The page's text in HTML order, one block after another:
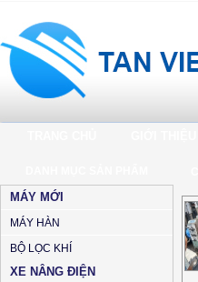
MÁY MỚI
MÁY HÀN
BỘ LỌC KHÍ
XE NÂNG ĐIỆN